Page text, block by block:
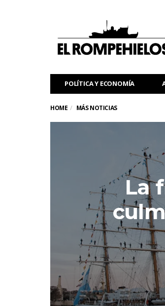
POLÍTICA Y ECONOMÍA
HOME MÁS NOTICIAS
La